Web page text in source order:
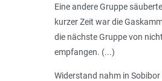
Eine andere Gruppe
kurzer Zeit war die
die nächste Gruppe von
empfangen. (...)
Widerstand nahm in